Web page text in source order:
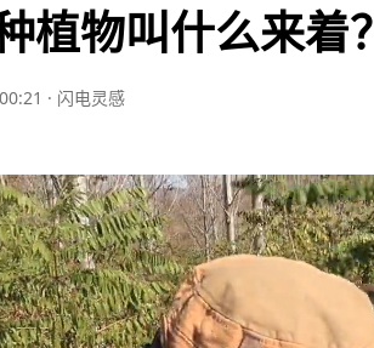
植物叫什么来着？
· 闪电灵感